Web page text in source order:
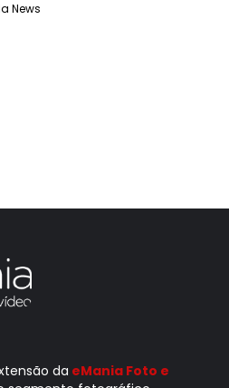
News
da eMania Foto e